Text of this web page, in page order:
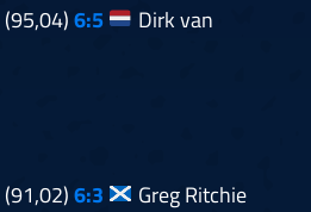
(95,04)6:5
Dirk van
(91,02)6:3
Greg Ritchie